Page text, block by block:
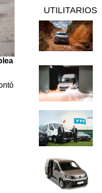
UTILITARIOS